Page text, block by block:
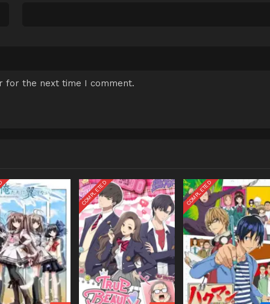
for the next time I comment.
COMPLETED COMPLETED